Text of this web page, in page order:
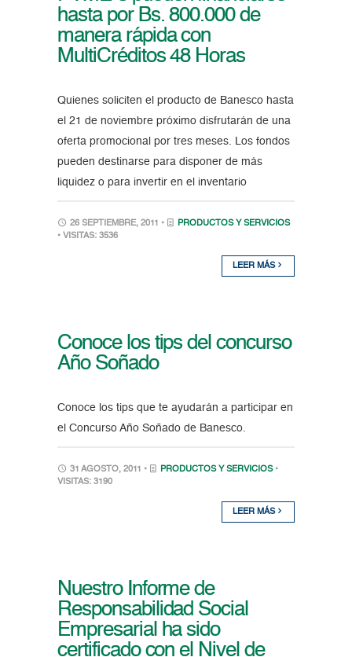
hasta por Bs. 800.000 de
manera rápida con
MultiCréditos 48 Horas
Quienes soliciten el producto de Banesco hasta
el 21 de noviembre próximo disfrutarán de una
oferta promocional por tres meses. Los fondos
pueden destinarse para disponer de más
liquidez o para invertir en el inventario
26 SEPTIEMBRE, 2011 •
PRODUCTOS Y SERVICIOS
• VISITAS: 3536
LEER MÁS
Conoce los tips del concurso
Año Soñado
Conoce los tips que te ayudarán a participar en
el Concurso Año Soñado de Banesco.
31 AGOSTO, 2011 • PRODUCTOS Y SERVICIOS •
VISITAS: 3190
LEER MÁS
Nuestro Informe de
Responsabilidad Social
Empresarial ha sido
certificado con el Nivel de